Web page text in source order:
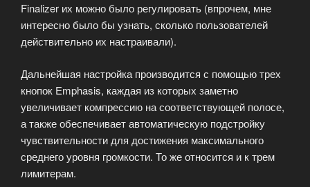
Finalizer их можно было регулировать (впрочем, мне
интересно было бы узнать, сколько пользователей
действительно их настраивали).
Дальнейшая настройка производится с помощью трех
кнопок Emphasis, каждая из которых заметно
увеличивает компрессию на соответствующей полосе,
а также обеспечивает автоматическую подстройку
чувствительности для достижения максимального
среднего уровня громкости. То же относится и к трем
лимитерам.